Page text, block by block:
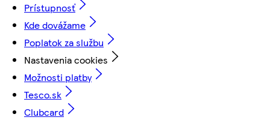
Prístupnosť
Kde dovážame
Poplatok za službu
Nastavenia cookies
Možnosti platby
Tesco.sk
Clubcard